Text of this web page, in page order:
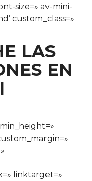
size=» av-mini-
custom_class=»
LAS
EN
linktarget=»